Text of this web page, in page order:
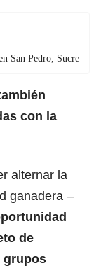
San Pedro, Sucre
con la
alternar la
ganadera –
de
grupos